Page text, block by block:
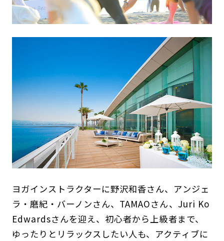
ヨガインストラクターに野沢和香さん、アンジェ
ラ・磨紀・バーノンさん、TAMAOさん、Juri Ko
Edwardsさんを迎え、初心者から上級者まで、
ゆったりとリラックスしたい人も、アクティブに